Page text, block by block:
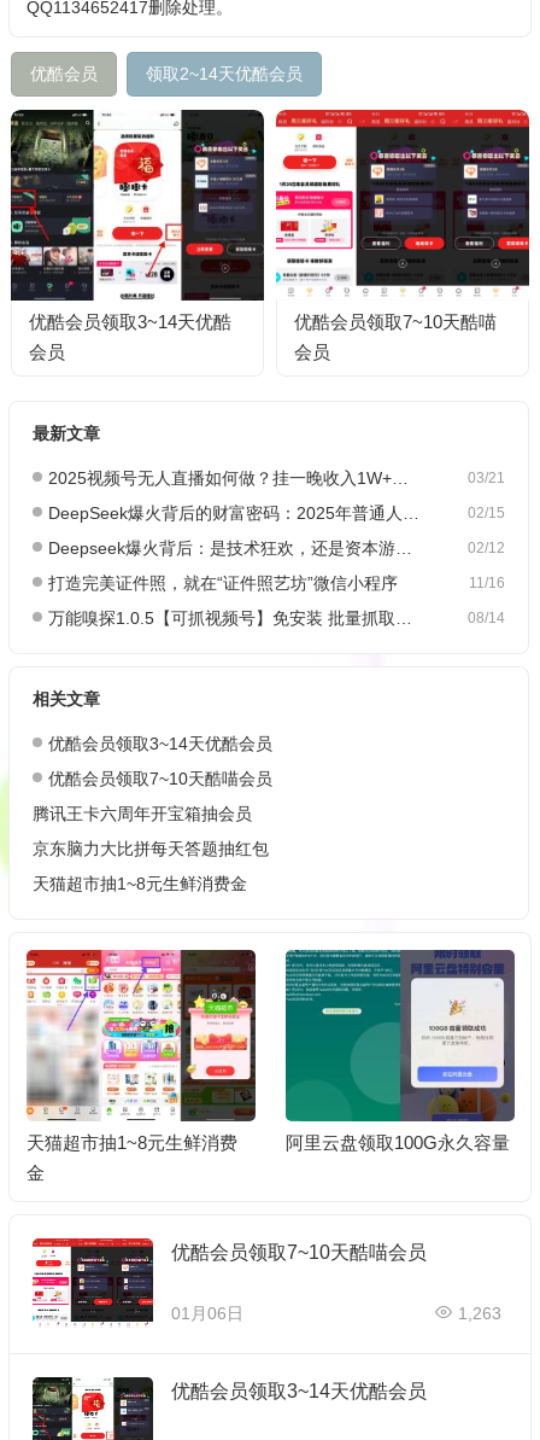
QQ1134652417删除处理。
优酷会员 领取2~14天优酷会员
优酷会员领取3~14天优酷
会员
优酷会员领取7~10天酷喵
会员
最新文章
03/21
2025视频号无人直播如何做？挂一晚收入1W+，这份教程，小白可做~
02/15
DeepSeek爆火背后的财富密码：2025年普通人如何抓住AI创业风口？
02/12
Deepseek爆火背后：是技术狂欢，还是资本游戏？
11/16
打造完美证件照，就在“证件照艺坊”微信小程序
08/14
万能嗅探1.0.5【可抓视频号】免安装 批量抓取媒体文件
相关文章
优酷会员领取3~14天优酷会员
优酷会员领取7~10天酷喵会员
腾讯王卡六周年开宝箱抽会员
京东脑力大比拼每天答题抽红包
天猫超市抽1~8元生鲜消费金
天猫超市抽1~8元生鲜消费
金
阿里云盘领取100G永久容量
优酷会员领取7~10天酷喵会员
01月06日 1,263
优酷会员领取3~14天优酷会员